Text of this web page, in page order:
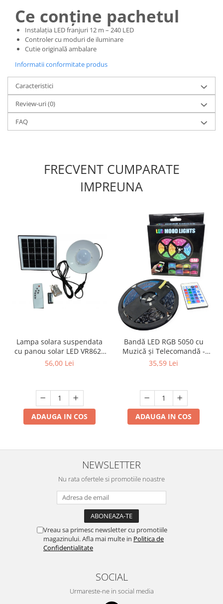
Ce conține pachetul
Instalația LED franjuri 12 m – 240 LED
Controler cu moduri de iluminare
Cutie originală ambalare
Informatii conformitate produs
Caracteristici
Review-uri(0)
FAQ
FRECVENT CUMPARATE
IMPREUNA
Lampa solara suspendata
cu panou solar LED VR8620
, 20W, cablu legatura 3 m
56,00 Lei
ADAUGA IN COS
Bandă LED RGB 5050 cu
Muzică și Telecomandă -
5m , USB,Negru
35,59 Lei
ADAUGA IN COS
NEWSLETTER
Nu rata ofertele si promotiile noastre
Vreau sa primesc newsletter cu promotiile
magazinului. Afla mai multe in Politica de
Confidentialitate
SOCIAL
Urmareste-ne in social media